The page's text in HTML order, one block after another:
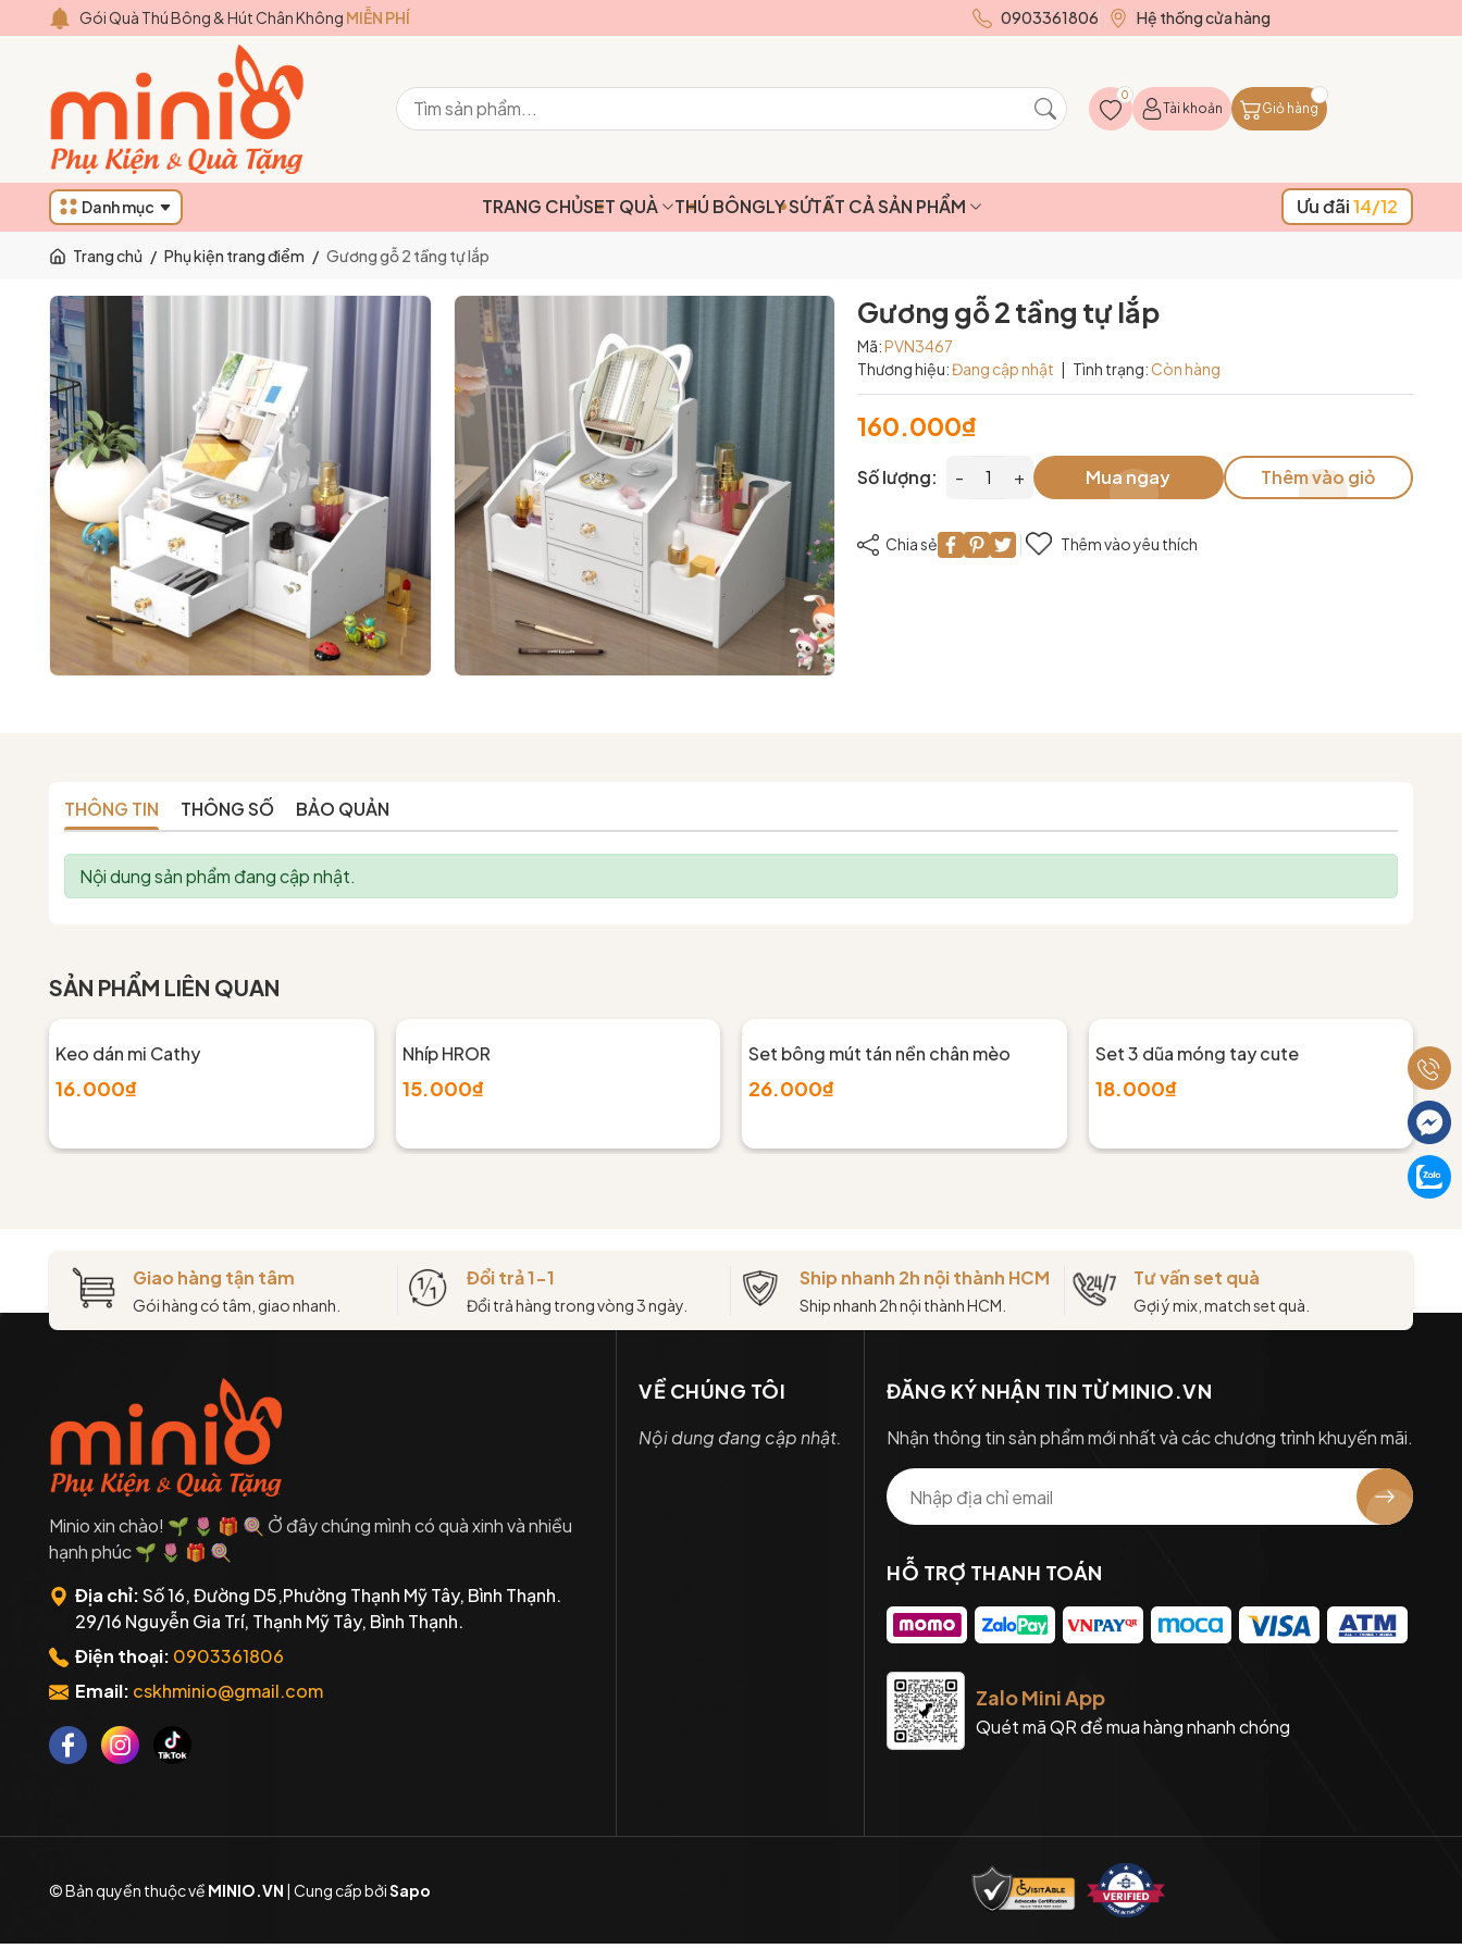
Gói Quà Thú Bông & Hút Chân Không MIỄN PHÍ 0903361806 Hệ thống cửa hàng
0
Tài khoản Giỏ hàng
Danh mục TRANG CHỦSET QUÀ THÚ BÔNGLY SỨTẤT CẢ SẢN PHẨM Ưu đãi14/12
Trang chủ / Phụ kiện trang điểm / Gương gỗ 2 tầng tự lắp
Gương gỗ 2 tầng tự lắp
Mã:PVN3467
Thương hiệu:Đang cập nhật | Tình trạng:Còn hàng
160.000₫
Số lượng: - + Mua ngay Thêm vào giỏ
Chia sẻ Thêm vào yêu thích
THÔNG TIN THÔNG SỐ BẢO QUẢN
Nội dung sản phẩm đang cập nhật.
SẢN PHẨM LIÊN QUAN
Keo dán mi Cathy
16.000₫
Nhíp HROR
15.000₫
Set bông mút tán nền chân mèo
26.000₫
Set 3 dũa móng tay cute
18.000₫
Giao hàng tận tâm
Gói hàng có tâm, giao nhanh.
Đổi trả 1-1
Đổi trả hàng trong vòng 3 ngày.
Ship nhanh 2h nội thành HCM
Ship nhanh 2h nội thành HCM.
Tư vấn set quà
Gợi ý mix, match set quà.
Minio xin chào! 🌱 🌷 🎁 🍭 Ở đây chúng mình có quà xinh và nhiều
hạnh phúc 🌱 🌷 🎁 🍭
Địa chỉ:Số 16, Đường D5,Phường Thạnh Mỹ Tây, Bình Thạnh.
29/16 Nguyễn Gia Trí, Thạnh Mỹ Tây, Bình Thạnh.
Điện thoại: 0903361806
Email: cskhminio@gmail.com
VỀ CHÚNG TÔI
Nội dung đang cập nhật.
ĐĂNG KÝ NHẬN TIN TỪ MINIO.VN
Nhận thông tin sản phẩm mới nhất và các chương trình khuyến mãi.
HỖ TRỢ THANH TOÁN
Zalo Mini App
Quét mã QR để mua hàng nhanh chóng
© Bản quyền thuộc về MINIO.VN | Cung cấp bởiSapo